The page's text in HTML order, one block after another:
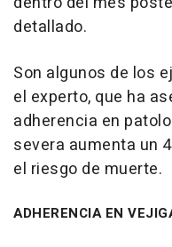
detallado.
Son algunos de los
el experto, que ha
adherencia en
severa aumenta un
el riesgo de muerte.
ADHERENCIA EN